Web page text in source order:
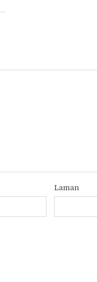
Laman